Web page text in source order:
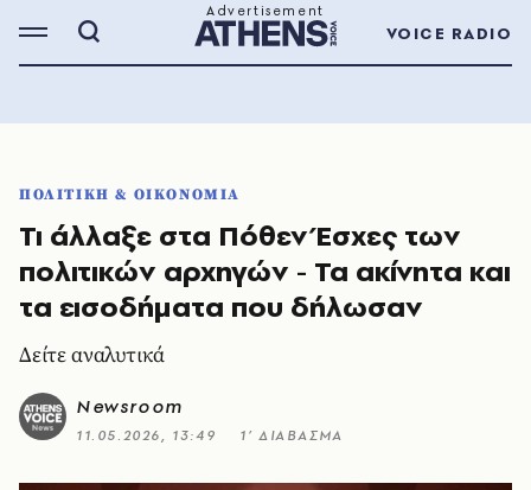
VOICE RADIO
ΠΟΛΙΤΙΚΗ & ΟΙΚΟΝΟΜΙΑ
Τι άλλαξε στα Πόθεν Έσχες των
πολιτικών αρχηγών - Τα ακίνητα και
τα εισοδήματα που δήλωσαν
Δείτε αναλυτικά
Newsroom
11.05.2026, 13:49 1’ ΔΙΑΒΑΣΜΑ